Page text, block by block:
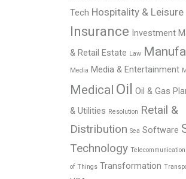
Tech Hospitality & Leisure
Insurance Investment
& Retail Estate Law
Media Media & Entertainment
Medical Oil Oil & Gas
& Utilities Resolution Retail &
Distribution Sea Software
Technology
of Things Transformation